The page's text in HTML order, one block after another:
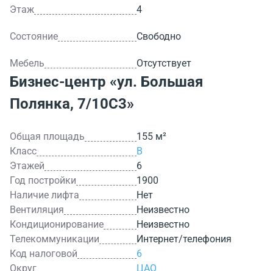
Этаж 4
Состояние Свободно
Мебель Отсутствует
Бизнес-центр «ул. Большая
Полянка, 7/10С3»
Общая площадь
155 м²
Класс
B
Этажей
6
Год постройки
1900
Наличие лифта
Нет
Вентиляция
Неизвестно
Кондиционирование
Неизвестно
Телекоммуникации
Интернет/телефония
Код налоговой
6
Округ
ЦАО